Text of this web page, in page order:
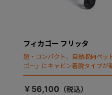
フィカゴー フリッタ
超・コンパクト、自動収納ペッ
ゴー」にキャビン着脱タイプが
￥56,100